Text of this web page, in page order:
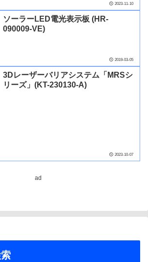
2023-11-10
ソーラーLED電光表示板 (HR-
090009-VE)
2019-03-05
3Dレーザーバリアシステム「MRSシ
リーズ」(KT-230130-A)
2023-10-07
ad